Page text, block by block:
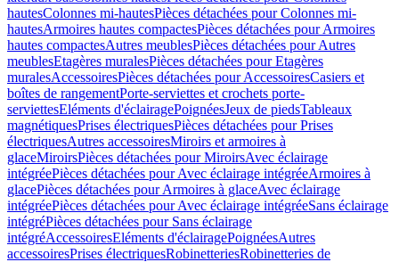
hautesColonnes mi-hautesPièces détachées pour Colonnes mi-
hautesArmoires hautes compactesPièces détachées pour Armoires
hautes compactesAutres meublesPièces détachées pour Autres
meublesEtagères muralesPièces détachées pour Etagères
muralesAccessoiresPièces détachées pour AccessoiresCasiers et
boîtes de rangementPorte-serviettes et crochets porte-
serviettesEléments d'éclairagePoignéesJeux de piedsTableaux
magnétiquesPrises électriquesPièces détachées pour Prises
électriquesAutres accessoiresMiroirs et armoires à
glaceMiroirsPièces détachées pour MiroirsAvec éclairage
intégréePièces détachées pour Avec éclairage intégréeArmoires à
glacePièces détachées pour Armoires à glaceAvec éclairage
intégréePièces détachées pour Avec éclairage intégréeSans éclairage
intégréPièces détachées pour Sans éclairage
intégréAccessoiresEléments d'éclairagePoignéesAutres
accessoiresPrises électriquesRobinetteriesRobinetteries de